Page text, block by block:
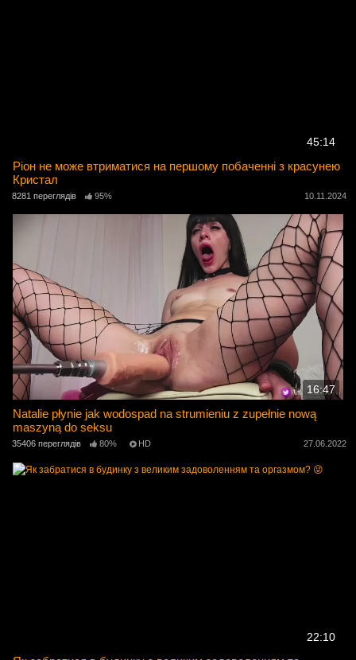
45:14
Ріон не може втриматися на першому побаченні з красунею
Кристал
8281 переглядів 95% 10.11.2024
16:47
Natalie płynie jak wodospad na strumieniu z zupełnie nową
maszyną do seksu
35406 переглядів 80% HD 27.06.2022
22:10